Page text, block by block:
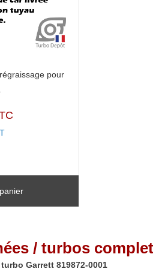
pour
/ turbos
Garrett 819872-0001